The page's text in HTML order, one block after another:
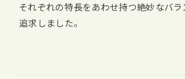
それぞれの特長をあわせ持つ絶妙なバラ
追求しました。